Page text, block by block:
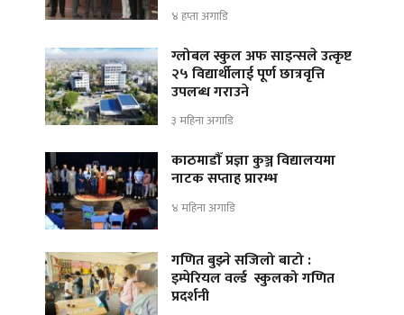
४ हप्ता अगाडि
ग्लोबल स्कुल अफ साइन्सले उत्कृष्ट
२५ विद्यार्थीलाई पूर्ण छात्रवृत्ति
उपलब्ध गराउने
३ महिना अगाडि
काठमाडौँ प्रज्ञा कुञ्ज विद्यालयमा
नाटक सप्ताह प्रारम्भ
४ महिना अगाडि
गणित बुझ्ने सजिलो बाटो :
इम्पेरियल वर्ल्ड स्कुलको गणित
प्रदर्शनी